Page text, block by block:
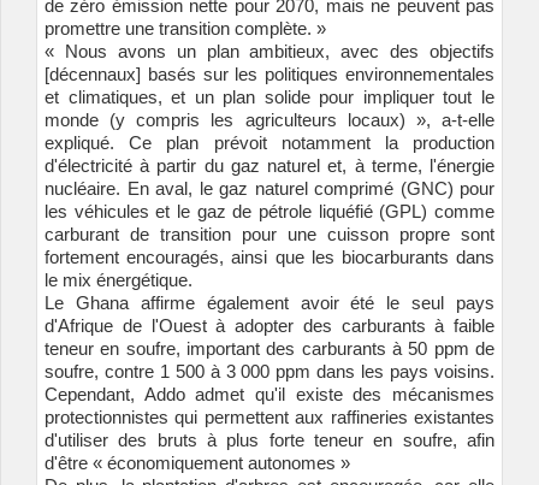
de zéro émission nette pour 2070, mais ne peuvent pas
promettre une transition complète. »
« Nous avons un plan ambitieux, avec des objectifs
[décennaux] basés sur les politiques environnementales
et climatiques, et un plan solide pour impliquer tout le
monde (y compris les agriculteurs locaux) », a-t-elle
expliqué. Ce plan prévoit notamment la production
d'électricité à partir du gaz naturel et, à terme, l'énergie
nucléaire. En aval, le gaz naturel comprimé (GNC) pour
les véhicules et le gaz de pétrole liquéfié (GPL) comme
carburant de transition pour une cuisson propre sont
fortement encouragés, ainsi que les biocarburants dans
le mix énergétique.
Le Ghana affirme également avoir été le seul pays
d'Afrique de l'Ouest à adopter des carburants à faible
teneur en soufre, important des carburants à 50 ppm de
soufre, contre 1 500 à 3 000 ppm dans les pays voisins.
Cependant, Addo admet qu'il existe des mécanismes
protectionnistes qui permettent aux raffineries existantes
d'utiliser des bruts à plus forte teneur en soufre, afin
d'être « économiquement autonomes »